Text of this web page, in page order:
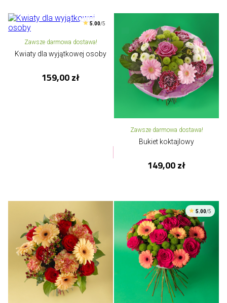
5.00/5
Zawsze darmowa dostawa!
Kwiaty dla wyjątkowej osoby
159,00 zł
Zawsze darmowa dostawa!
Bukiet koktajlowy
149,00 zł
5.00/5